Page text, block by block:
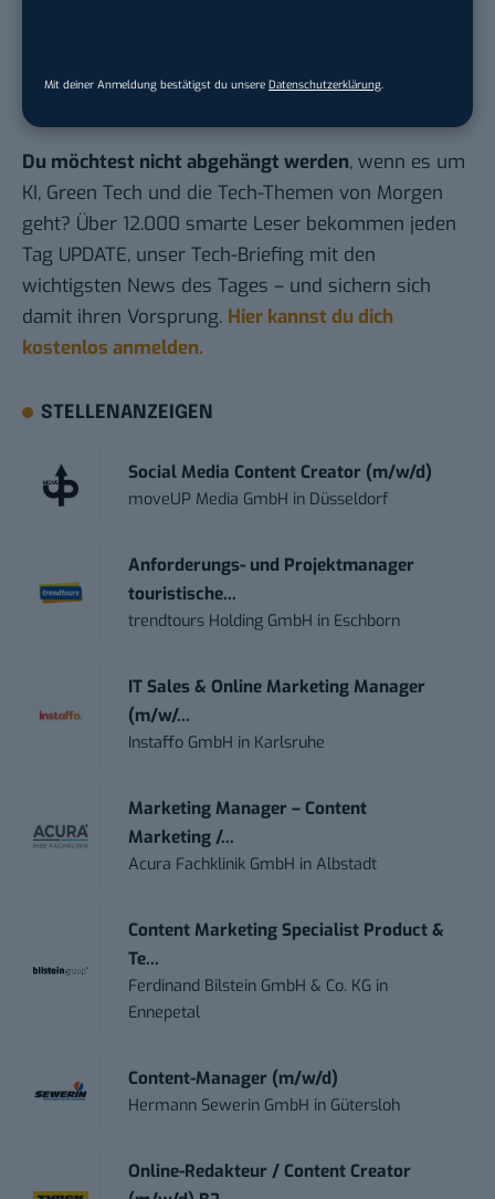
Mit deiner Anmeldung bestätigst du unsere Datenschutzerklärung.
AFBMC: Von Wählern, Würsten und Einhörnern
Du möchtest nicht abgehängt werden, wenn es um
KI, Green Tech und die Tech-Themen von Morgen
geht? Über 12.000 smarte Leser bekommen jeden
Tag UPDATE, unser Tech-Briefing mit den
wichtigsten News des Tages – und sichern sich
damit ihren Vorsprung. Hier kannst du dich
kostenlos anmelden.
STELLENANZEIGEN
Social Media Content Creator (m/w/d)
moveUP Media GmbH in Düsseldorf
Anforderungs- und Projektmanager
touristische...
trendtours Holding GmbH in Eschborn
IT Sales & Online Marketing Manager
(m/w/...
Instaffo GmbH in Karlsruhe
Marketing Manager – Content
Marketing /...
Acura Fachklinik GmbH inAlbstadt
Content Marketing Specialist Product &
Te...
Ferdinand Bilstein GmbH & Co. KG in
Ennepetal
Content-Manager (m/w/d)
Hermann Sewerin GmbH in Gütersloh
Online-Redakteur / Content Creator